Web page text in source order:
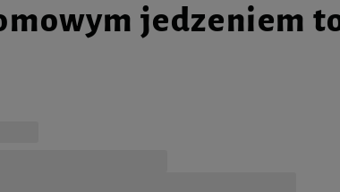
jedzeniem